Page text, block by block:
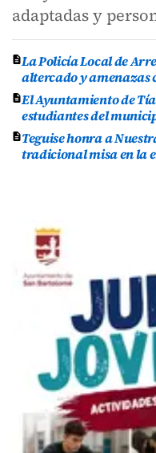
adaptadas y
La Policía Local de
altercado y amenazas
El Ayuntamiento de
estudiantes del
Teguise honra a
tradicional misa en la